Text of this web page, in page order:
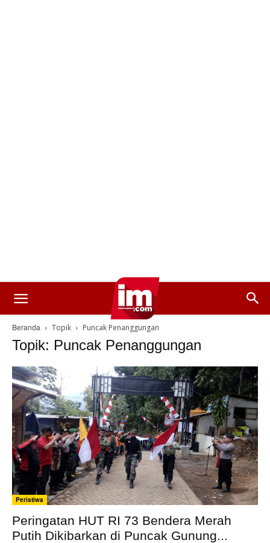
Beranda Topik Puncak Penanggungan
Topik: Puncak Penanggungan
Peristiwa
Peringatan HUT RI 73 Bendera Merah
Putih Dikibarkan di Puncak Gunung...